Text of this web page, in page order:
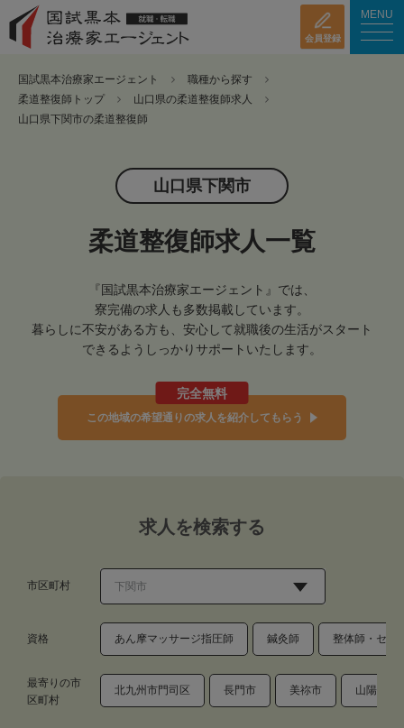
会員登録
MENU
国試黒本治療家エージェント
職種から探す
柔道整復師トップ
山口県の柔道整復師求人
山口県下関市の柔道整復師
山口県下関市
柔道整復師求人一覧
『国試黒本治療家エージェント』では、
寮完備の求人も多数掲載しています。
暮らしに不安がある方も、安心して就職後の生活がスタート
できるようしっかりサポートいたします。
完全無料
この地域の希望通りの求人を紹介してもらう
求人を検索する
市区町村
資格 あん摩マッサージ指圧師 鍼灸師 整体師・セラ
最寄りの市
区町村
北九州市門司区 長門市 美祢市 山陽小野